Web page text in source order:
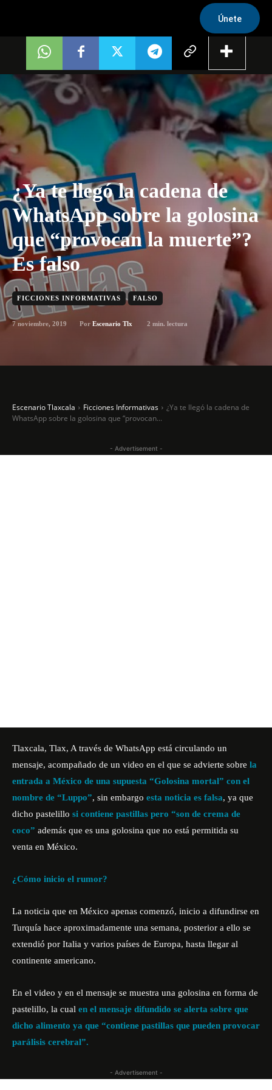
Únete
¿Ya te llegó la cadena de
WhatsApp sobre la golosina
que “provocan la muerte”?
Es falso
FICCIONES INFORMATIVAS FALSO
7 noviembre, 2019 Por Escenario Tlx 2 min. lectura
Escenario Tlaxcala Ficciones Informativas
¿Ya te llegó la cadena de
WhatsApp sobre la golosina que “provocan...
- Advertisement -
Tlaxcala, Tlax, A través de WhatsApp está circulando un
mensaje, acompañado de un video en el que se advierte sobre la
entrada a México de una supuesta “Golosina mortal” con el
nombre de “Luppo”, sin embargo esta noticia es falsa, ya que
dicho pastelillo si contiene pastillas pero “son de crema de
coco” además que es una golosina que no está permitida su
venta en México.
¿Cómo inicio el rumor?
La noticia que en México apenas comenzó, inicio a difundirse en
Turquía hace aproximadamente una semana, posterior a ello se
extendió por Italia y varios países de Europa, hasta llegar al
continente americano.
En el video y en el mensaje se muestra una golosina en forma de
pastelillo, la cual en el mensaje difundido se alerta sobre que
dicho alimento ya que “contiene pastillas que pueden provocar
parálisis cerebral”.
- Advertisement -